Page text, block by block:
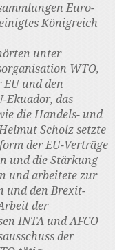
Euro-
Königreich
unter
WTO,
und den
Ekuador, das
die Handels- und
Scholz setzte
der EU-Verträge
und die Stärkung
und arbeitete zur
und den Brexit-
der
INTA und AFCO
der